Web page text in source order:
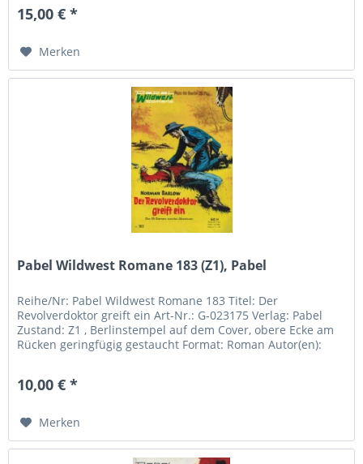
15,00 € *
Merken
Pabel Wildwest Romane 183 (Z1), Pabel
Reihe/Nr: Pabel Wildwest Romane 183 Titel: Der
Revolverdoktor greift ein Art-Nr.: G-023175 Verlag: Pabel
Zustand: Z1 , Berlinstempel auf dem Cover, obere Ecke am
Rücken geringfügig gestaucht Format: Roman Autor(en):
10,00 € *
Merken